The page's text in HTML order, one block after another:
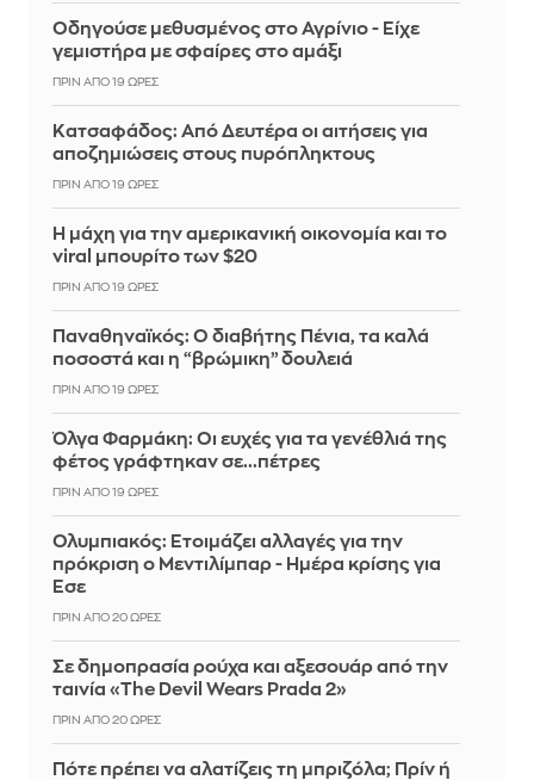
Οδηγούσε μεθυσμένος στο Αγρίνιο - Είχε
γεμιστήρα με σφαίρες στο αμάξι
ΠΡΙΝ ΑΠΌ 19 ΏΡΕΣ
Κατσαφάδος: Από Δευτέρα οι αιτήσεις για
αποζημιώσεις στους πυρόπληκτους
ΠΡΙΝ ΑΠΌ 19 ΏΡΕΣ
Η μάχη για την αμερικανική οικονομία και το
viral μπουρίτο των $20
ΠΡΙΝ ΑΠΌ 19 ΏΡΕΣ
Παναθηναϊκός: Ο διαβήτης Πένια, τα καλά
ποσοστά και η “βρώμικη” δουλειά
ΠΡΙΝ ΑΠΌ 19 ΏΡΕΣ
Όλγα Φαρμάκη: Οι ευχές για τα γενέθλιά της
φέτος γράφτηκαν σε...πέτρες
ΠΡΙΝ ΑΠΌ 19 ΏΡΕΣ
Ολυμπιακός: Ετοιμάζει αλλαγές για την
πρόκριση ο Μεντιλίμπαρ - Ημέρα κρίσης για
Έσε
ΠΡΙΝ ΑΠΌ 20 ΏΡΕΣ
Σε δημοπρασία ρούχα και αξεσουάρ από την
ταινία «The Devil Wears Prada 2»
ΠΡΙΝ ΑΠΌ 20 ΏΡΕΣ
Πότε πρέπει να αλατίζεις τη μπριζόλα; Πρίν ή